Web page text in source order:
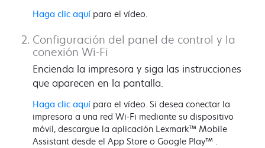
Haga clic aquí para el vídeo.
Configuración del panel de control y la
conexión Wi-Fi
Encienda la impresora y siga las instrucciones
que aparecen en la pantalla.
Haga clic aquí para el vídeo. Si desea conectar la
impresora a una red Wi-Fi mediante su dispositivo
móvil, descargue la aplicación Lexmark™ Mobile
Assistant desde el App Store o Google Play™ .